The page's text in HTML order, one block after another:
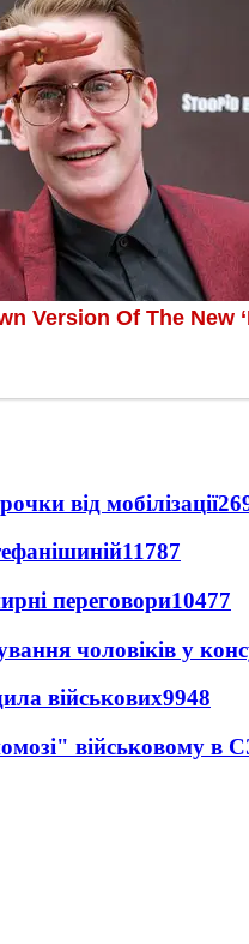
від мобілізації
11787
переговори10477
чоловіків у
військових9948
військовому в